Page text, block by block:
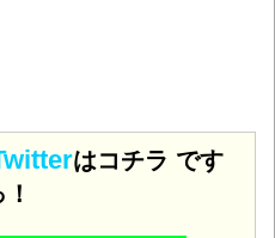
はコチラ です